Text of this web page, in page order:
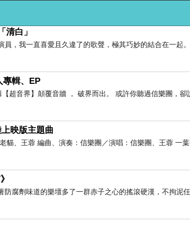
清白」
，我一直喜愛且久違了的歌聲，極其巧妙的結合在一起。
專輯、EP
超音界】顛覆音牆 ， 破界而出。 或許你聽過信樂團，卻
映版主題曲
貓、王蓉 編曲、演奏：信樂團／演唱：信樂團、王蓉 一葉
腐劑味道的樂壇多了一群赤子之心的搖滾硬漢，不拘泥